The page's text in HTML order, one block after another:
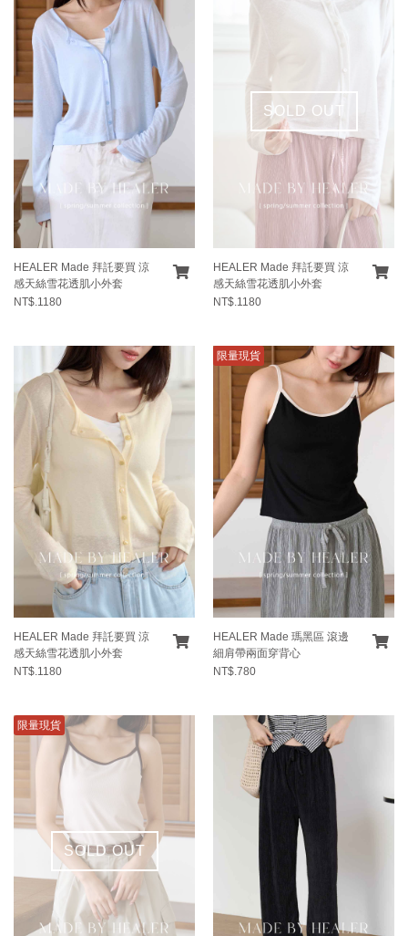
HEALER Made 拜託要買 涼
感天絲雪花透肌小外套
NT$.1180
SOLD OUT
HEALER Made 拜託要買 涼
感天絲雪花透肌小外套
NT$.1180
HEALER Made 拜託要買 涼
感天絲雪花透肌小外套
NT$.1180
限量現貨
HEALER Made 瑪黑區 滾邊
細肩帶兩面穿背心
NT$.780
SOLD OUT
限量現貨